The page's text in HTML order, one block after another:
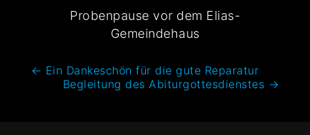
Probenpause vor dem Elias-
Gemeindehaus
← Ein Dankeschön für die gute Reparatur
Begleitung des Abiturgottesdienstes →